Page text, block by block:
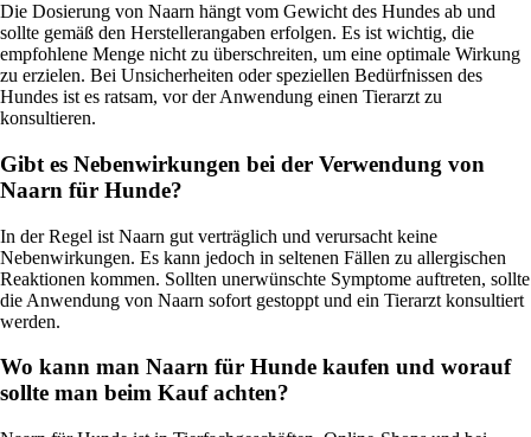
Die Dosierung von Naarn hängt vom Gewicht des Hundes ab und
sollte gemäß den Herstellerangaben erfolgen. Es ist wichtig, die
empfohlene Menge nicht zu überschreiten, um eine optimale Wirkung
zu erzielen. Bei Unsicherheiten oder speziellen Bedürfnissen des
Hundes ist es ratsam, vor der Anwendung einen Tierarzt zu
konsultieren.
Gibt es Nebenwirkungen bei der Verwendung von
Naarn für Hunde?
In der Regel ist Naarn gut verträglich und verursacht keine
Nebenwirkungen. Es kann jedoch in seltenen Fällen zu allergischen
Reaktionen kommen. Sollten unerwünschte Symptome auftreten, sollte
die Anwendung von Naarn sofort gestoppt und ein Tierarzt konsultiert
werden.
Wo kann man Naarn für Hunde kaufen und worauf
sollte man beim Kauf achten?